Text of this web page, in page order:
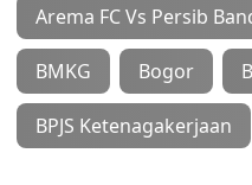
Arema FC Vs Persib
BMKG Bogor
BPJS Ketenagakerjaan